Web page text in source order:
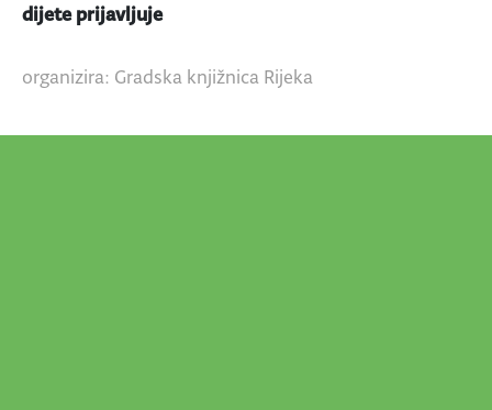
dijete prijavljuje
organizira: Gradska knjižnica Rijeka